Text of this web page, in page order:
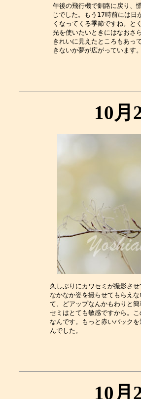
午後の飛行機で釧路に戻り、
じでした。もう17時前には日
くなってくる季節ですね。と
光を使いたいときにはなおさ
きれいに見えたところもあっ
10月
久しぶりにカワセミが撮影さ
なかなか姿を撮らせてもらえ
て、どアップなんかもわりと
セミはとても敏感ですから。
なんです。もっと赤いバック
10月